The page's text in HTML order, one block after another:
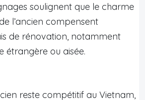
soulignent que le charme
l’ancien compensent
de rénovation, notamment
étrangère ou aisée.
reste compétitif au Vietnam,